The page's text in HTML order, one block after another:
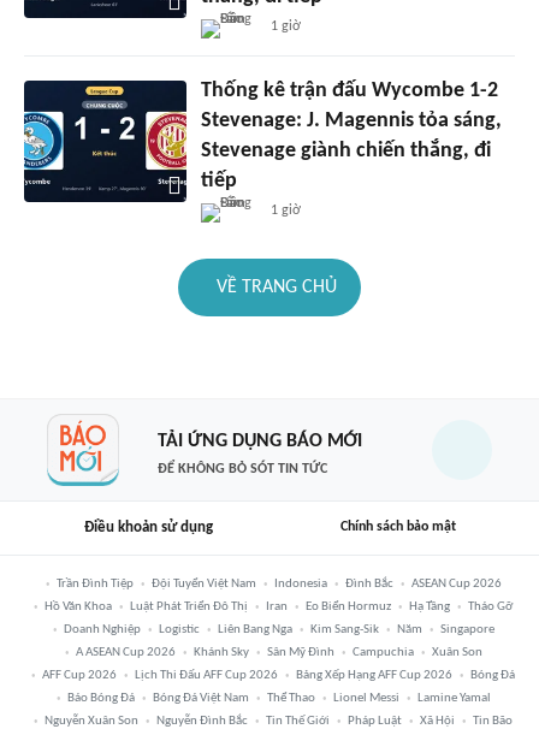
1 giờ
Thống kê trận đấu Wycombe 1-2
Stevenage: J. Magennis tỏa sáng,
Stevenage giành chiến thắng, đi
tiếp
1 giờ
VỀ TRANG CHỦ
TẢI ỨNG DỤNG BÁO MỚI
ĐỂ KHÔNG BỎ SÓT TIN TỨC
Điều khoản sử dụng Chính sách bảo mật
Trần Đình Tiệp Đội Tuyển Việt Nam Indonesia Đình Bắc
ASEAN Cup 2026
Hồ Văn Khoa
Luật Phát Triển Đô Thị Iran Eo Biển Hormuz Hạ Tầng
Tháo Gỡ
Doanh Nghiệp
Logistic Liên Bang Nga Kim Sang-Sik Năm
Singapore
A ASEAN Cup 2026
Khánh Sky Sân Mỹ Đình Campuchia
Xuân Son
AFF Cup 2026
Lịch Thi Đấu AFF Cup 2026 Bảng Xếp Hạng AFF Cup 2026
Bóng Đá
Báo Bóng Đá
Bóng Đá Việt Nam Thể Thao Lionel Messi
Lamine Yamal
Nguyễn Xuân Son
Nguyễn Đình Bắc Tin Thế Giới Pháp Luật Xã Hội Tin Bão